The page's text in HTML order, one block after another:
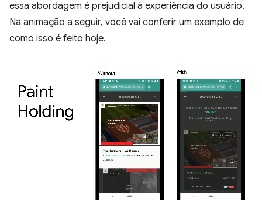
essa abordagem é prejudicial à experiência do usuário.
Na animação a seguir, você vai conferir um exemplo de
como isso é feito hoje.